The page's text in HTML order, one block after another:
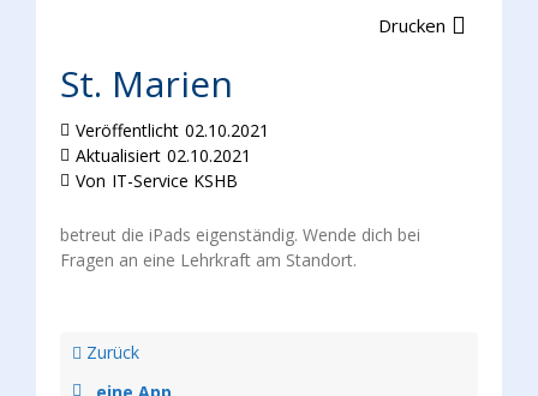
Drucken
St. Marien
Veröffentlicht 02.10.2021
Aktualisiert 02.10.2021
Von IT-Service KSHB
betreut die iPads eigenständig. Wende dich bei
Fragen an eine Lehrkraft am Standort.
Zurück